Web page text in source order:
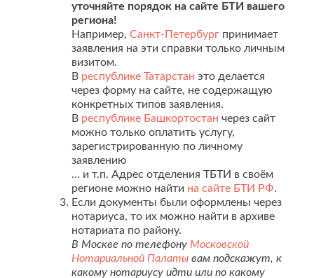
уточняйте порядок на сайте БТИ вашего
региона!
Например, Санкт-Петербург принимает
заявления на эти справки только личным
визитом.
В республике Татарстан это делается
через форму на сайте, не содержащую
конкретных типов заявления.
В республике Башкортостан через сайт
можно только оплатить услугу,
зарегистрированную по личному
заявлению
… и т.п. Адрес отделения ТБТИ в своём
регионе можно найти на сайте БТИ РФ.
Если документы были оформлены через
нотариуса, то их можно найти в архиве
нотариата по району.
В Москве по телефону Московской
Нотариальной Палаты вам подскажут, к
какому нотариусу идти или по какому